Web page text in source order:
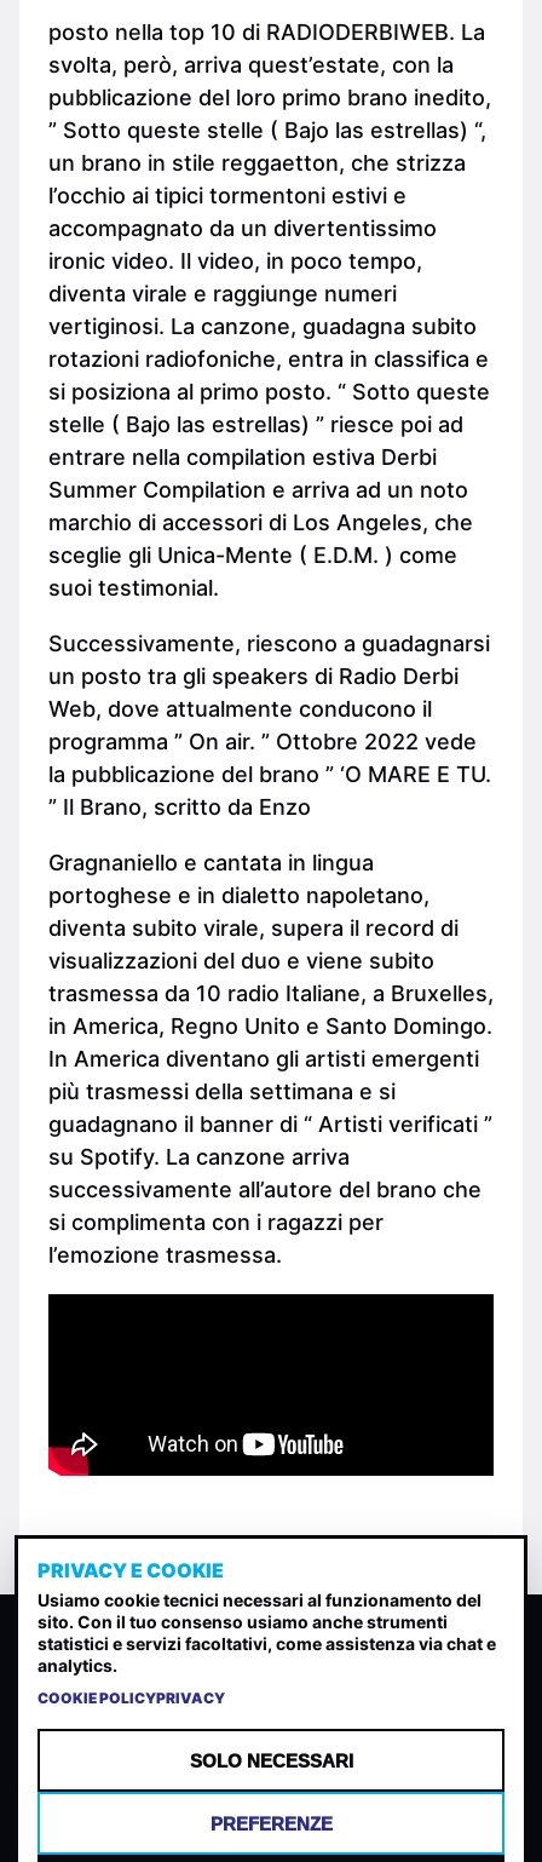
posto nella top 10 di RADIODERBIWEB. La
svolta, però, arriva quest’estate, con la
pubblicazione del loro primo brano inedito,
” Sotto queste stelle ( Bajo las estrellas) “,
un brano in stile reggaetton, che strizza
l’occhio ai tipici tormentoni estivi e
accompagnato da un divertentissimo
ironic video. Il video, in poco tempo,
diventa virale e raggiunge numeri
vertiginosi. La canzone, guadagna subito
rotazioni radiofoniche, entra in classifica e
si posiziona al primo posto. “ Sotto queste
stelle ( Bajo las estrellas) ” riesce poi ad
entrare nella compilation estiva Derbi
Summer Compilation e arriva ad un noto
marchio di accessori di Los Angeles, che
sceglie gli Unica-Mente ( E.D.M. ) come
suoi testimonial.
Successivamente, riescono a guadagnarsi
un posto tra gli speakers di Radio Derbi
Web, dove attualmente conducono il
programma ” On air. ” Ottobre 2022 vede
la pubblicazione del brano ” ‘O MARE E TU.
” Il Brano, scritto da Enzo
Gragnaniello e cantata in lingua
portoghese e in dialetto napoletano,
diventa subito virale, supera il record di
visualizzazioni del duo e viene subito
trasmessa da 10 radio Italiane, a Bruxelles,
in America, Regno Unito e Santo Domingo.
In America diventano gli artisti emergenti
più trasmessi della settimana e si
guadagnano il banner di “ Artisti verificati ”
su Spotify. La canzone arriva
successivamente all’autore del brano che
si complimenta con i ragazzi per
l’emozione trasmessa.
CLASSIFICA INDIE
Classifica per indice di gradimento generata dall analisi di
TERMINI E CONDIZIONI PRIVACY POLICY
COOKIES PREFERENZE COOKIES
PRIVACY E COOKIE
Usiamo cookie tecnici necessari al funzionamento del
sito. Con il tuo consenso usiamo anche strumenti
statistici e servizi facoltativi, come assistenza via chat e
analytics.
COOKIE POLICYPRIVACY
SOLO NECESSARI
PREFERENZE